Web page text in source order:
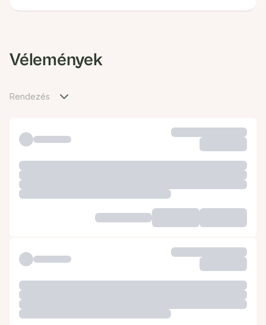
Vélemények
Rendezés